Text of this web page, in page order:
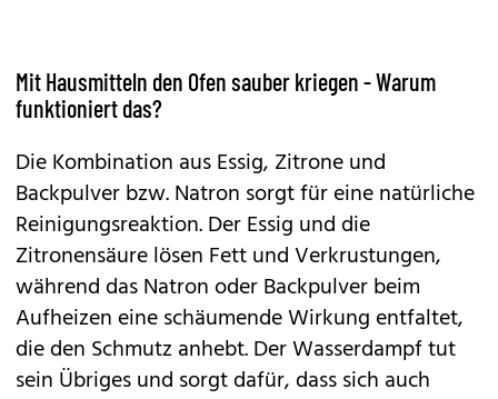
Mit Hausmitteln den Ofen sauber kriegen - Warum
funktioniert das?
Die Kombination aus Essig, Zitrone und
Backpulver bzw. Natron sorgt für eine natürliche
Reinigungsreaktion. Der Essig und die
Zitronensäure lösen Fett und Verkrustungen,
während das Natron oder Backpulver beim
Aufheizen eine schäumende Wirkung entfaltet,
die den Schmutz anhebt. Der Wasserdampf tut
sein Übriges und sorgt dafür, dass sich auch